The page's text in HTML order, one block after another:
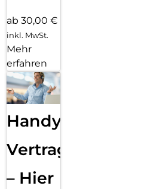
ab 30,00 €
inkl. MwSt.
Mehr
erfahren
Handy
Vertragsabwicklung
– Hier